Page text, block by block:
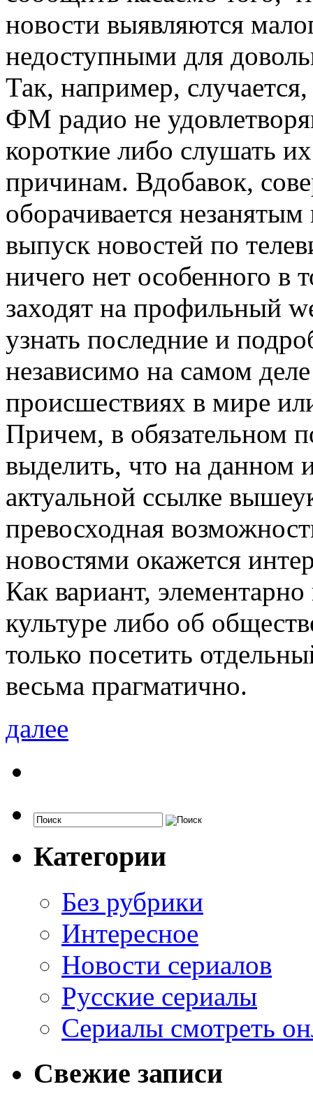
новости выявляются
недоступными для
Так, например,
ФМ радио не
короткие либо слушать
причинам. Вдобавок,
оборачивается
выпуск новостей по
ничего нет особенного в
заходят на профильный
узнать последние и
независимо на самом
происшествиях в мире
Причем, в обязательном
выделить, что на данном
актуальной ссылке
превосходная
новостями окажется
Как вариант,
культуре либо об
только посетить
весьма прагматично.
далее
Категории
Без рубрики
Интересное
Новости сериалов
Русские сериалы
Сериалы смотреть
Свежие записи